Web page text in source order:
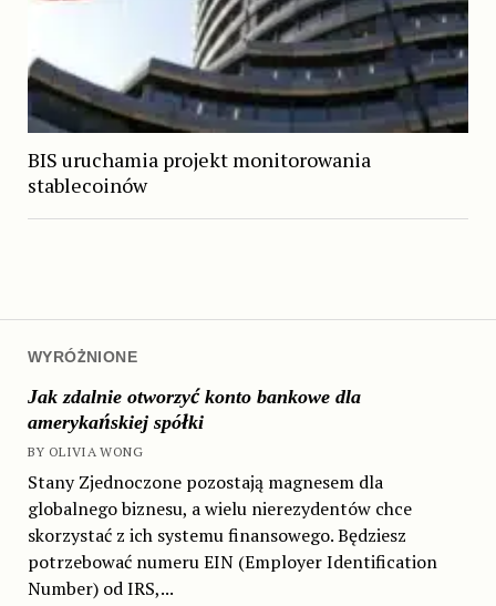
WYRÓŻNIONE
Jak zdalnie otworzyć konto bankowe dla
amerykańskiej spółki
BY OLIVIA WONG
Stany Zjednoczone pozostają magnesem dla
globalnego biznesu, a wielu nierezydentów chce
skorzystać z ich systemu finansowego. Będziesz
potrzebować numeru EIN (Employer Identification
Number) od IRS,...
BIS uruchamia projekt monitorowania
stablecoinów